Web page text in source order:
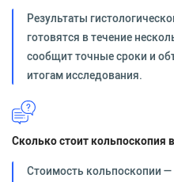
Результаты
готовятся в течение
сообщит точные сроки и
итогам исследования.
Сколько стоит кольпоскопия
Стоимость кольпоскопии